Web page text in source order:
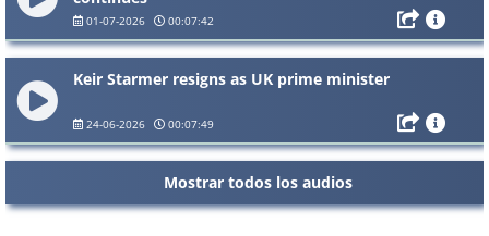
01-07-2026 00:07:42
Keir Starmer resigns as UK prime minister
24-06-2026 00:07:49
Mostrar todos los audios